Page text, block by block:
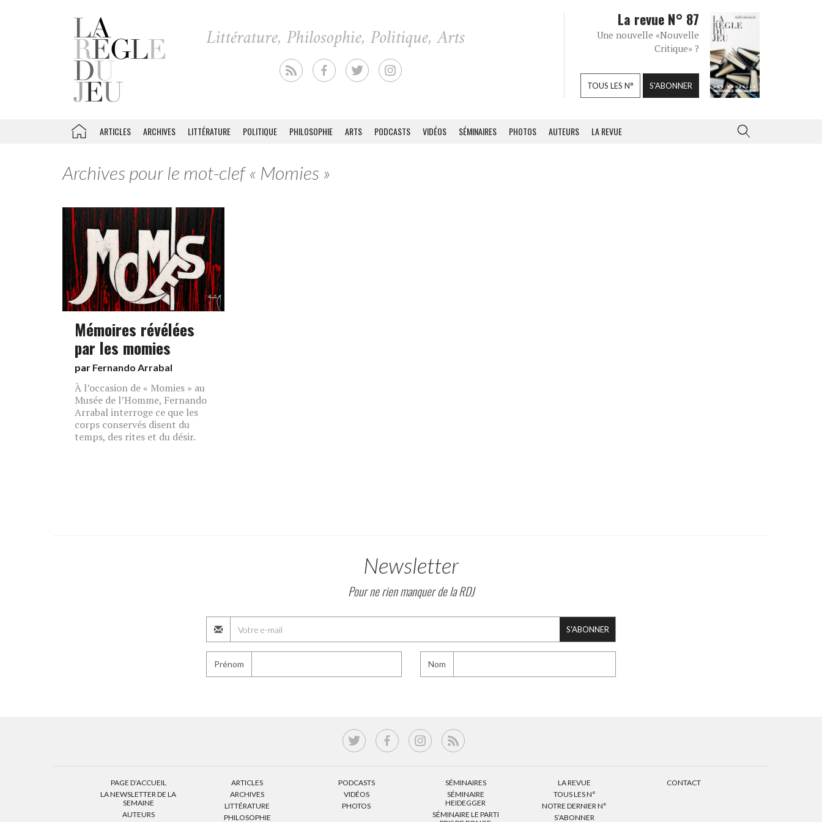
La revue N° 87
Une nouvelle «Nouvelle
Critique» ?
TOUS LES N° S'ABONNER
ARTICLES ARCHIVES LITTÉRATURE POLITIQUE PHILOSOPHIE ARTS PODCASTS VIDÉOS SÉMINAIRES PHOTOS AUTEURS LA REVUE
Archives pour le mot-clef « Momies »
Mémoires révélées
par les momies
par Fernando Arrabal
À l’occasion de « Momies » au
Musée de l’Homme, Fernando
Arrabal interroge ce que les
corps conservés disent du
temps, des rites et du désir.
Newsletter
Pour ne rien manquer de la RDJ
S'ABONNER
Prénom Nom
PAGE D’ACCUEIL
LA NEWSLETTER DE LA
SEMAINE
AUTEURS
ARTICLES
ARCHIVES
LITTÉRATURE
PHILOSOPHIE
PODCASTS
VIDÉOS
PHOTOS
SÉMINAIRES
SÉMINAIRE
HEIDEGGER
SÉMINAIRE LE PARTI
LA REVUE
TOUS LES N°
NOTRE DERNIER N°
S’ABONNER
CONTACT